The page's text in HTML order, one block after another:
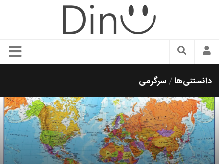
سبک زندگی
زیبایی و آرایش
شیک پوشی
دکوراسیون و چیدمان
غذا
دانستنی‌ها/سرگرمی